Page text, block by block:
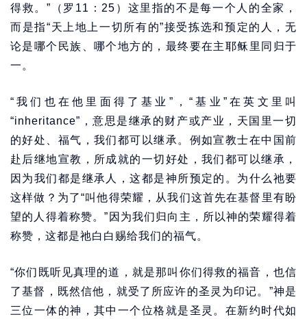
得救。”（罗11：25）这里指的不是每一个人的全家，
而是指“天上地上一切所有的”接受拣选和预定的人，无
论是哪个民族、哪个地方的，最终要在主耶稣里同归于
一。
“我们也在他里面得了基业”，“基业”在英文里叫
“inheritance”，意思是继承的财产或产业，天国里一切
的好处、福气，我们都可以继承。例如宣教士在中国前
赴后继地宣教，所成就的一切好处，我们都可以继承，
因为我们都是继承人，这都是神所预定的。为什么祂要
这样做？为了“叫他得荣耀，从我们这首先在基督里有盼
望的人得着称赞。”因为我们归向主，所以神的荣耀得着
称赞，这都是祂白白赐给我们的福气。
“你们既听见真理的道，就是那叫你们得救的福音，也信
了基督，既然信他，就受了所应许的圣灵为印记。”神是
三位一体的神，其中一个位格就是圣灵。在新约时代如